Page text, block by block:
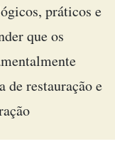
práticos e
que os
de restauração e